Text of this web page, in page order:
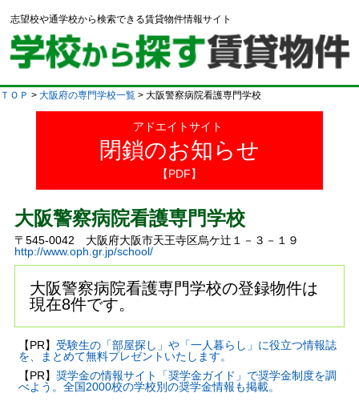
志望校や通学校から検索できる賃貸物件情報サイト
ＴＯＰ > 大阪府の専門学校一覧 > 大阪警察病院看護専門学校
アドエイトサイト
閉鎖のお知らせ
【PDF】
大阪警察病院看護専門学校
〒545-0042 大阪府大阪市天王寺区烏ケ辻１－３－１９
http://www.oph.gr.jp/school/
大阪警察病院看護専門学校の登録物件は
現在8件です。
【PR】 受験生の「部屋探し」や「一人暮らし」に役立つ情報誌
を、まとめて無料プレゼントいたします。
【PR】 奨学金の情報サイト「奨学金ガイド」で奨学金制度を調
べよう。全国2000校の学校別の奨学金情報も掲載。